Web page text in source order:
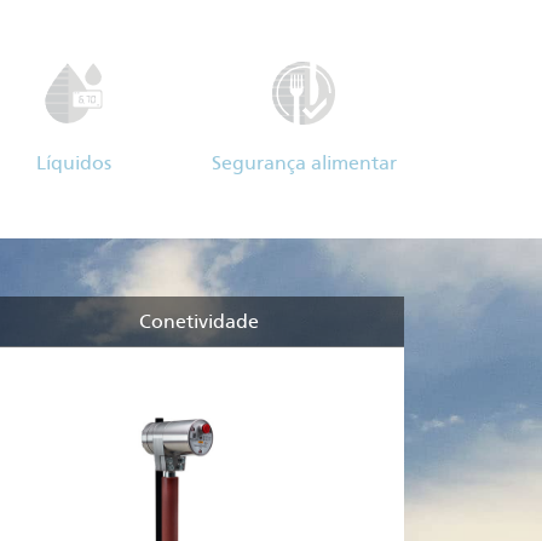
Líquidos Segurança alimentar
Conetividade